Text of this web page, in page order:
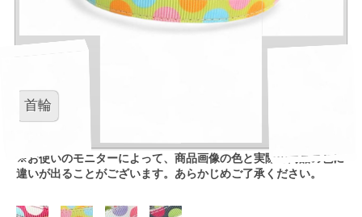
首輪
※お使いのモニターによって、商品画像の色と実際の商品の色に
違いが出ることがございます。あらかじめご了承ください。